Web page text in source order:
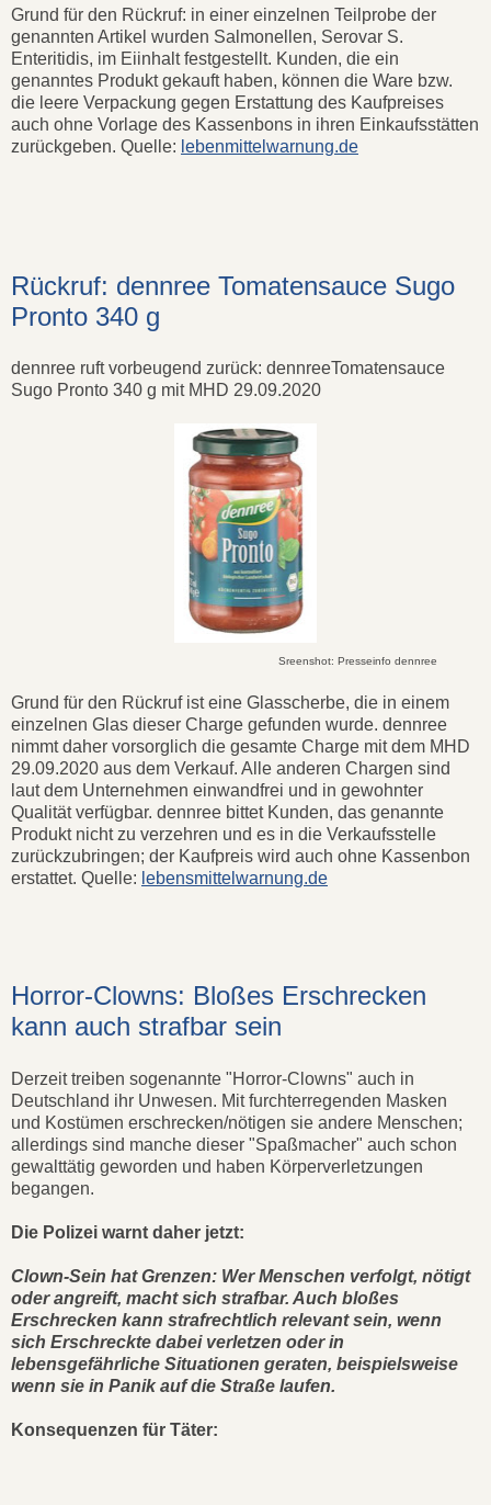
Grund für den Rückruf: in einer einzelnen Teilprobe der
genannten Artikel wurden Salmonellen, Serovar S.
Enteritidis, im Eiinhalt festgestellt. Kunden, die ein
genanntes Produkt gekauft haben, können die Ware bzw.
die leere Verpackung gegen Erstattung des Kaufpreises
auch ohne Vorlage des Kassenbons in ihren Einkaufsstätten
zurückgeben. Quelle: lebenmittelwarnung.de
Rückruf: dennree Tomatensauce Sugo
Pronto 340 g
dennree ruft vorbeugend zurück: dennreeTomatensauce
Sugo Pronto 340 g mit MHD 29.09.2020
Sreenshot: Presseinfo dennree
Grund für den Rückruf ist eine Glasscherbe, die in einem
einzelnen Glas dieser Charge gefunden wurde. dennree
nimmt daher vorsorglich die gesamte Charge mit dem MHD
29.09.2020 aus dem Verkauf. Alle anderen Chargen sind
laut dem Unternehmen einwandfrei und in gewohnter
Qualität verfügbar. dennree bittet Kunden, das genannte
Produkt nicht zu verzehren und es in die Verkaufsstelle
zurückzubringen; der Kaufpreis wird auch ohne Kassenbon
erstattet. Quelle: lebensmittelwarnung.de
Horror-Clowns: Bloßes Erschrecken
kann auch strafbar sein
Derzeit treiben sogenannte "Horror-Clowns" auch in
Deutschland ihr Unwesen. Mit furchterregenden Masken
und Kostümen erschrecken/nötigen sie andere Menschen;
allerdings sind manche dieser "Spaßmacher" auch schon
gewalttätig geworden und haben Körperverletzungen
begangen.
Die Polizei warnt daher jetzt:
Clown-Sein hat Grenzen: Wer Menschen verfolgt, nötigt
oder angreift, macht sich strafbar. Auch bloßes
Erschrecken kann strafrechtlich relevant sein, wenn
sich Erschreckte dabei verletzen oder in
lebensgefährliche Situationen geraten, beispielsweise
wenn sie in Panik auf die Straße laufen.
Konsequenzen für Täter: